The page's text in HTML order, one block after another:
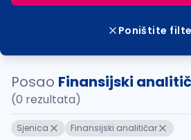
Poništite
Posao Finansijski
(0 rezultata)
Sjenica Finansijski analitičar